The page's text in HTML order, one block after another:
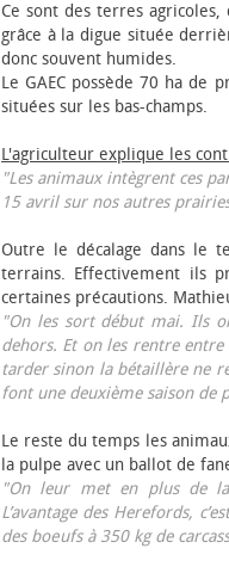
Ce sont des terres
grâce à la digue située
donc souvent humides.
Le GAEC possède 70 ha de
situées sur les bas-champs.
L'agriculteur explique les
"Les animaux intègrent ces
15 avril sur nos autres
Outre le décalage dans le
terrains. Effectivement ils
certaines précautions.
"On les sort début mai. Ils
dehors. Et on les rentre
tarder sinon la bétaillère ne
font une deuxième saison de
Le reste du temps les
la pulpe avec un ballot de
"On leur met en plus de la
L’avantage des Herefords,
des bœufs à 350 kg de